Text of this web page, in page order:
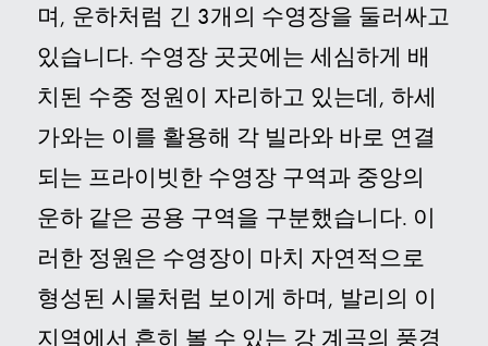
며, 운하처럼 긴 3개의 수영장을 둘러싸고
있습니다. 수영장 곳곳에는 세심하게 배
치된 수중 정원이 자리하고 있는데, 하세
가와는 이를 활용해 각 빌라와 바로 연결
되는 프라이빗한 수영장 구역과 중앙의
운하 같은 공용 구역을 구분했습니다. 이
러한 정원은 수영장이 마치 자연적으로
형성된 시물처럼 보이게 하며, 발리의 이
지역에서 흔히 볼 수 있는 강 계곡의 풍경